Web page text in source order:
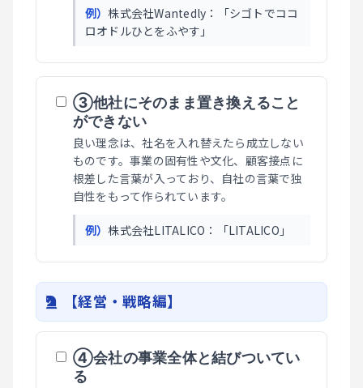
例）株式会社Wantedly：「シゴトでココ
ロオドルひとをふやす」
③他社にそのまま置き換えること
ができない
良い理念は、社名を入れ替えたら成立しない
ものです。事業の固有性や文化、顧客接点に
根差した言葉が入っており、自社の言葉で独
自性をもって作られています。
例）株式会社LITALICO：「LITALICO」
【経営・戦略編】
④会社の事業全体と結びついてい
る